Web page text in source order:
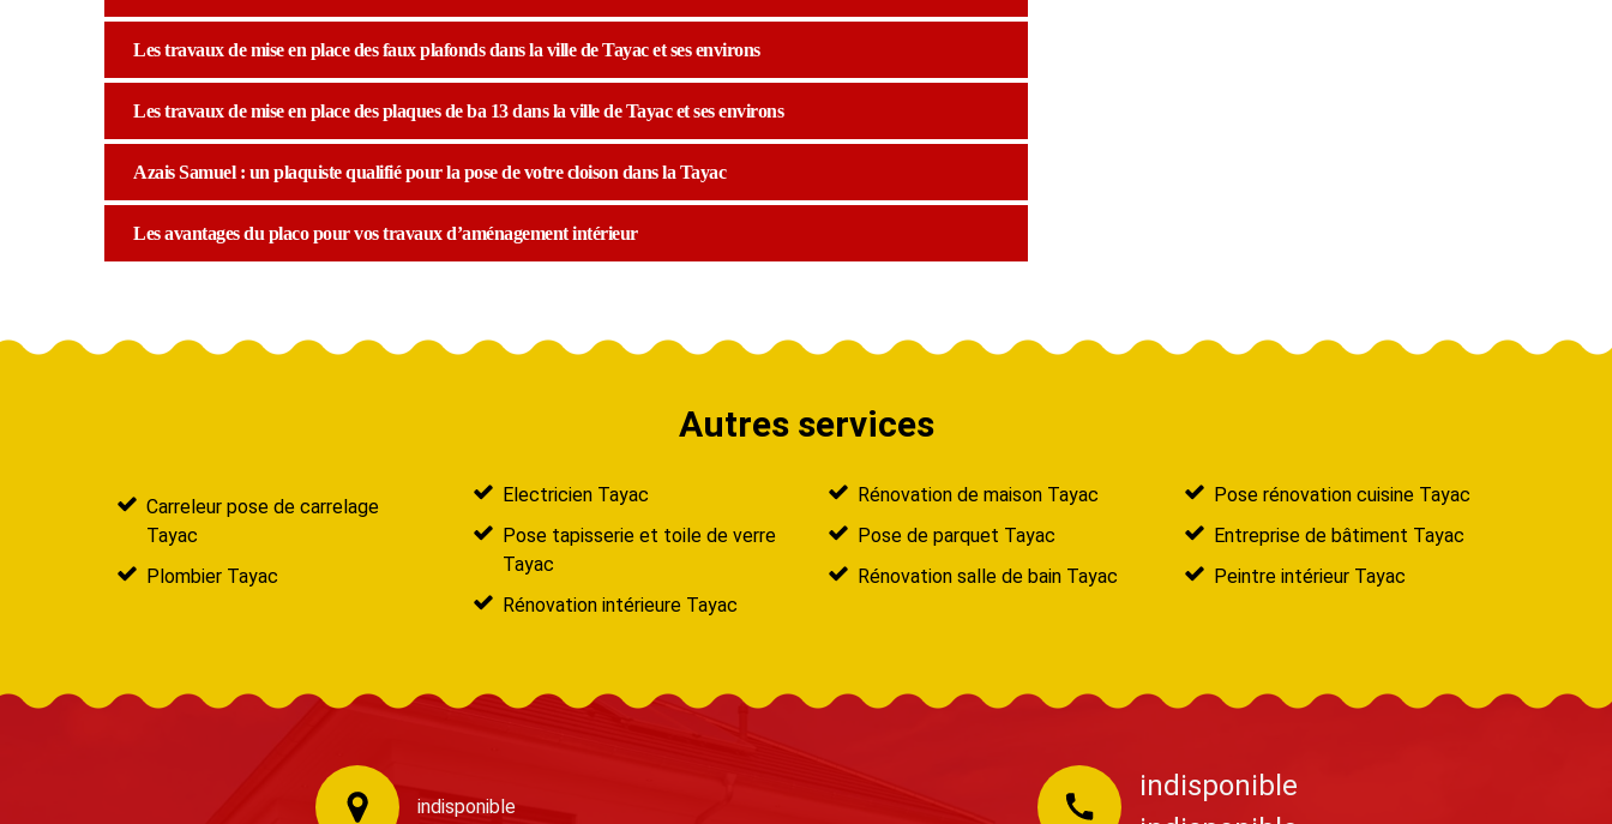
Les travaux de mise en place des faux plafonds dans la ville de Tayac et ses environs
Les travaux de mise en place des plaques de ba 13 dans la ville de Tayac et ses environs
Azais Samuel : un plaquiste qualifié pour la pose de votre cloison dans la Tayac
Les avantages du placo pour vos travaux d’aménagement intérieur
Autres services
Carreleur pose de carrelage
Tayac
Plombier Tayac
Electricien Tayac
Pose tapisserie et toile de verre
Tayac
Rénovation intérieure Tayac
Rénovation de maison Tayac
Pose de parquet Tayac
Rénovation salle de bain Tayac
Pose rénovation cuisine Tayac
Entreprise de bâtiment Tayac
Peintre intérieur Tayac
indisponible
indisponible